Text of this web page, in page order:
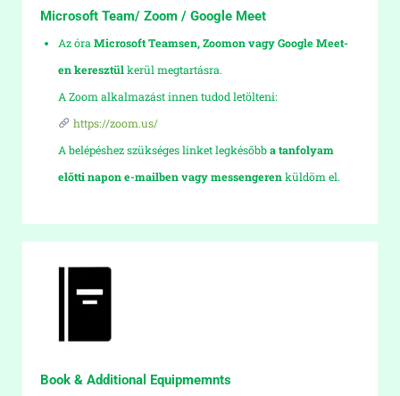
Microsoft Team/ Zoom / Google Meet
Az óra Microsoft Teamsen, Zoomon vagy Google Meet-
en keresztülkerül megtartásra.
A Zoom alkalmazást innen tudod letölteni:
https://zoom.us/
A belépéshez szükséges linket legkésőbba tanfolyam
előtti napon e-mailben vagy messengerenküldöm el.
Book & Additional Equipmemnts